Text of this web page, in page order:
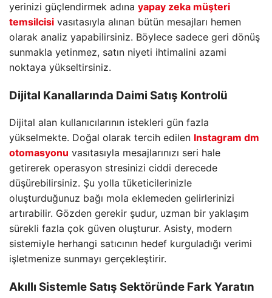
yerinizi güçlendirmek adına yapay zeka müşteri
temsilcisi vasıtasıyla alınan bütün mesajları hemen
olarak analiz yapabilirsiniz. Böylece sadece geri dönüş
sunmakla yetinmez, satın niyeti ihtimalini azami
noktaya yükseltirsiniz.
Dijital Kanallarında Daimi Satış Kontrolü
Dijital alan kullanıcılarının istekleri gün fazla
yükselmekte. Doğal olarak tercih edilen Instagram dm
otomasyonu vasıtasıyla mesajlarınızı seri hale
getirerek operasyon stresinizi ciddi derecede
düşürebilirsiniz. Şu yolla tüketicilerinizle
oluşturduğunuz bağı mola eklemeden gelirlerinizi
artırabilir. Gözden gerekir şudur, uzman bir yaklaşım
sürekli fazla çok güven oluşturur. Asisty, modern
sistemiyle herhangi satıcının hedef kurguladığı verimi
işletmenize sunmayı gerçekleştirir.
Akıllı Sistemle Satış Sektöründe Fark Yaratın